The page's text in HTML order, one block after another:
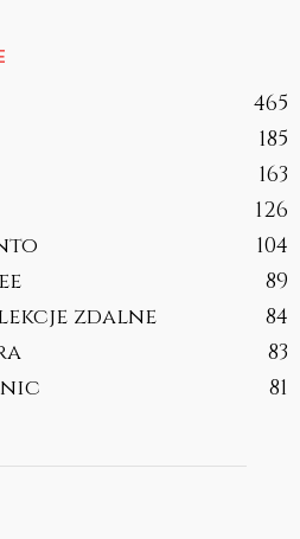
465
185
163
126
104
89
zdalne
84
83
81